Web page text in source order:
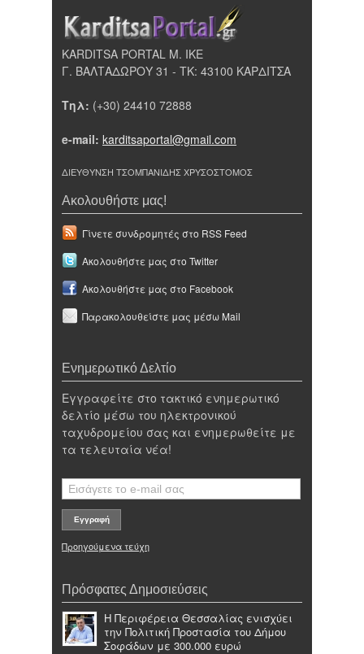
KARDITSA PORTAL Μ. ΙΚΕ
Γ. ΒΑΛΤΑΔΩΡΟΥ 31 - ΤΚ: 43100 ΚΑΡΔΙΤΣΑ
Τηλ: (+30) 24410 72888
e-mail: karditsaportal@gmail.com
ΔΙΕΥΘΥΝΣΗ ΤΣΟΜΠΑΝΙΔΗΣ ΧΡΥΣΟΣΤΟΜΟΣ
Ακολουθήστε μας!
Γίνετε συνδρομητές στο RSS Feed
Ακολουθήστε μας στο Twitter
Ακολουθήστε μας στο Facebook
Παρακολουθείστε μας μέσω Mail
Ενημερωτικό Δελτίο
Εγγραφείτε στο τακτικό ενημερωτικό
δελτίο μέσω του ηλεκτρονικού
ταχυδρομείου σας και ενημερωθείτε με
τα τελευταία νέα!
Προηγούμενα τεύχη
Πρόσφατες Δημοσιεύσεις
Η Περιφέρεια Θεσσαλίας ενισχύει
την Πολιτική Προστασία του Δήμου
Σοφάδων με 300.000 ευρώ